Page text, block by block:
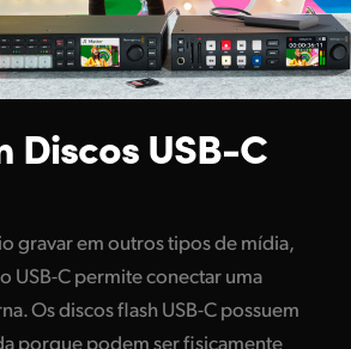
DiscosUSB-C
gravar em outros tipos de mídia,
USB-C permite conectar uma
Os discos flash USB-C possuem
porque podem ser fisicamente